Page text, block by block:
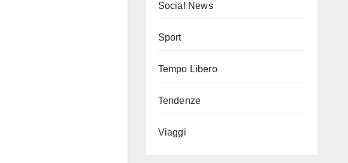
Social News
Sport
Tempo Libero
Tendenze
Viaggi